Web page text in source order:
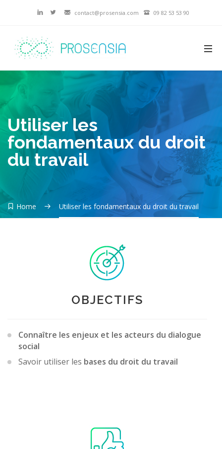
09 82 53 53 90
contact@prosensia.com
Utiliser les
fondamentaux du droit
du travail
Home Utiliser les fondamentaux du droit du travail
OBJECTIFS
Connaître les enjeux et les acteurs du dialogue
social
Savoir utiliser les bases du droit du travail